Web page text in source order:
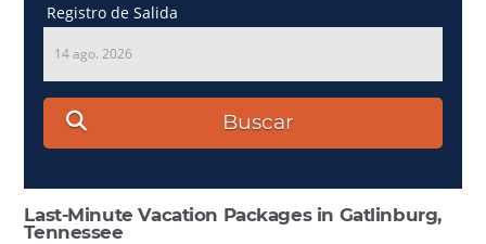
Registro de Salida
14 ago. 2026
Buscar
Last-Minute Vacation Packages in Gatlinburg,
Tennessee